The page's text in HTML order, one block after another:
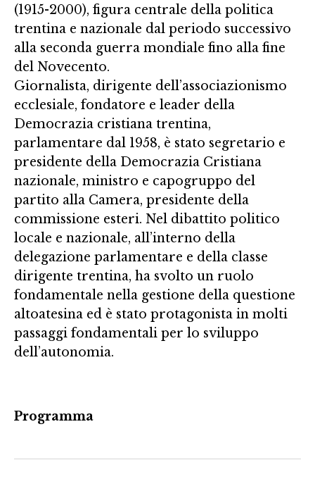
(1915-2000), figura centrale della politica
trentina e nazionale dal periodo successivo
alla seconda guerra mondiale fino alla fine
del Novecento.
Giornalista, dirigente dell’associazionismo
ecclesiale, fondatore e leader della
Democrazia cristiana trentina,
parlamentare dal 1958, è stato segretario e
presidente della Democrazia Cristiana
nazionale, ministro e capogruppo del
partito alla Camera, presidente della
commissione esteri. Nel dibattito politico
locale e nazionale, all’interno della
delegazione parlamentare e della classe
dirigente trentina, ha svolto un ruolo
fondamentale nella gestione della questione
altoatesina ed è stato protagonista in molti
passaggi fondamentali per lo sviluppo
dell’autonomia.
Programma